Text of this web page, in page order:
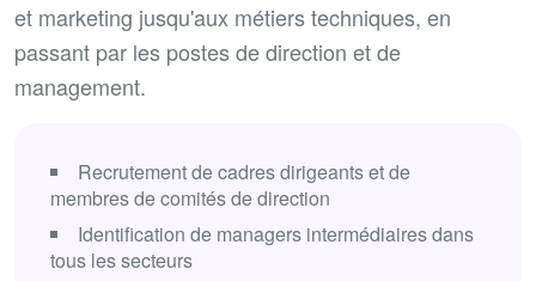
et marketing jusqu'aux métiers techniques, en
passant par les postes de direction et de
management.
Recrutement de cadres dirigeants et de
membres de comités de direction
Identification de managers intermédiaires dans
tous les secteurs